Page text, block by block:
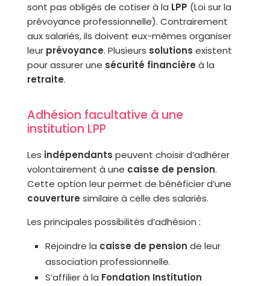
sont pas obligés de cotiser à la LPP (Loi sur la
prévoyance professionnelle). Contrairement
aux salariés, ils doivent eux-mêmes organiser
leur prévoyance. Plusieurs solutions existent
pour assurer une sécurité financière à la
retraite.
Adhésion facultative à une
institution LPP
Les indépendants peuvent choisir d’adhérer
volontairement à une caisse de pension.
Cette option leur permet de bénéficier d’une
couverture similaire à celle des salariés.
Les principales possibilités d’adhésion :
Rejoindre la caisse de pension de leur
association professionnelle.
S’affilier à la Fondation Institution